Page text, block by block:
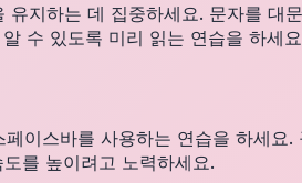
지하는 데 집중하세요. 문자를 대
수 있도록 미리 읽는 연습을 하세
이스바를 사용하는 연습을 하세요
를 높이려고 노력하세요.